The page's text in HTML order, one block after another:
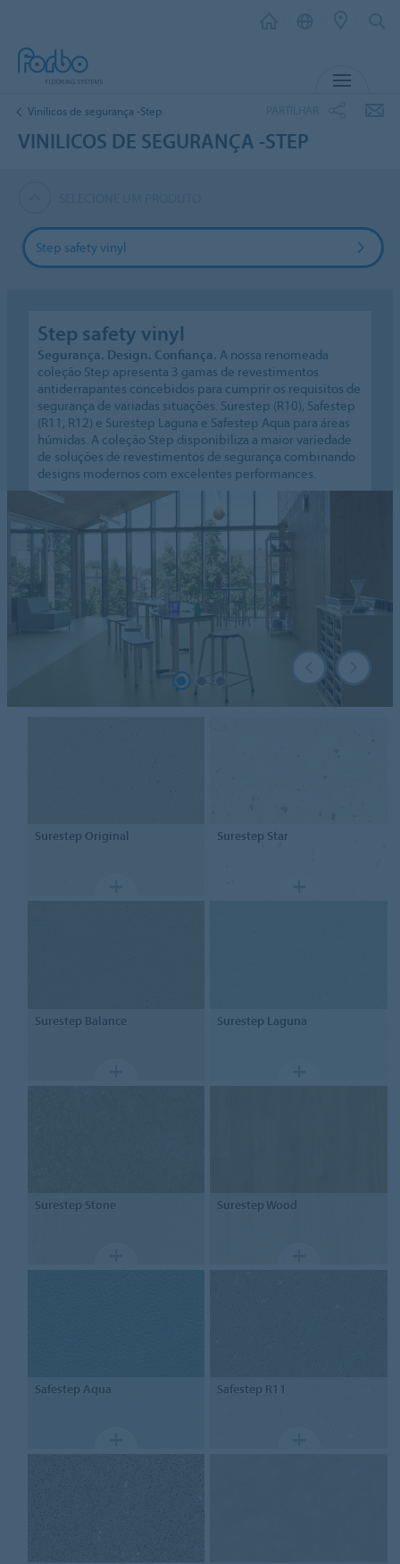
Vinilicos de segurança -Step
VINILICOS DE SEGURANÇA -STEP
Step safety vinyl
Step safety vinyl
Segurança. Design. Confiança. A nossa renomeada
coleção Step apresenta 3 gamas de revestimentos
antiderrapantes concebidos para cumprir os requisitos de
segurança de variadas situações. Surestep (R10), Safestep
(R11, R12) e Surestep Laguna e Safestep Aqua para áreas
húmidas. A coleção Step disponibiliza a maior variedade
de soluções de revestimentos de segurança combinando
designs modernos com excelentes performances.
SurestepOriginal Surestep Star
SurestepBalance Surestep Laguna
SurestepStone SurestepWood
SafestepAqua Safestep R11